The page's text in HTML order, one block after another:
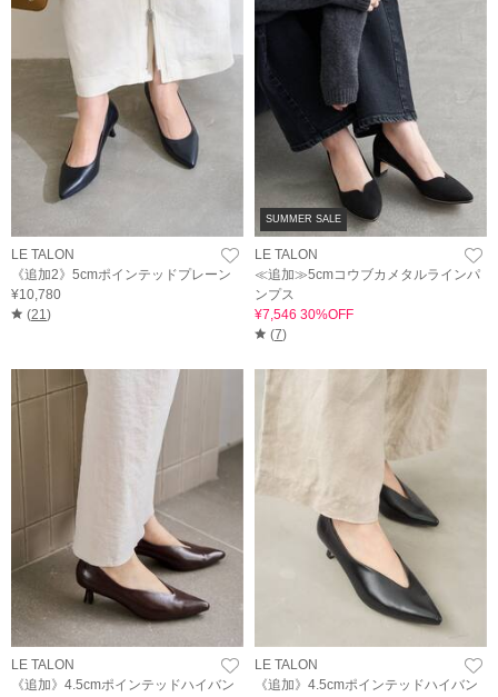
LE TALON
《追加2》5cmポインテッドプレーン
¥10,780
(21 )
SUMMER SALE
LE TALON
≪追加≫5cmコウブカメタルラインパ
ンプス
¥7,546 30%OFF
(7)
LE TALON
《追加》4.5cmポインテッドハイバン
LE TALON
《追加》4.5cmポインテッドハイバン